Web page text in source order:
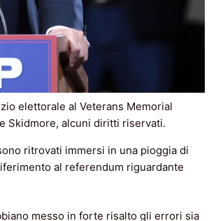
elettorale al Veterans Memorial
Skidmore, alcuni diritti riservati.
ritrovati immersi in una pioggia di
al referendum riguardante
messo in forte risalto gli errori sia